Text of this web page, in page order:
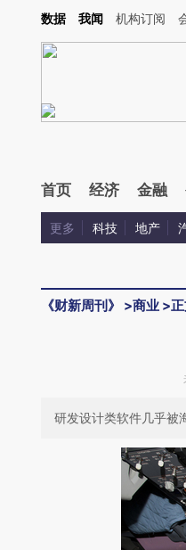
的开头增加这段话：本文由第三方
数据 我闻 机构订阅
首页 经济 金融
更多 科技 地产
《财新周刊》 >商业 >
研发设计类软件几乎被